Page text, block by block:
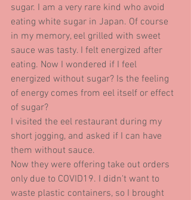
sugar. I am a very rare kind who avoid
eating white sugar in Japan. Of course
in my memory, eel grilled with sweet
sauce was tasty. I felt energized after
eating. Now I wondered if I feel
energized without sugar? Is the feeling
of energy comes from eel itself or effect
of sugar?
I visited the eel restaurant during my
short jogging, and asked if I can have
them without sauce.
Now they were offering take out orders
only due to COVID19. I didn't want to
waste plastic containers, so I brought